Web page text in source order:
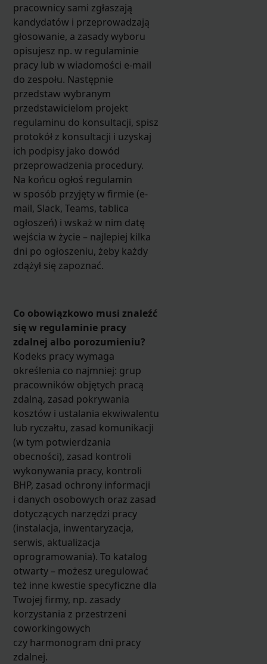
pracownicy sami zgłaszają
kandydatów i przeprowadzają
głosowanie, a zasady wyboru
opisujesz np. w regulaminie
pracy lub w wiadomości e-mail
do zespołu. Następnie
przedstaw wybranym
przedstawicielom projekt
regulaminu do konsultacji, spisz
protokół z konsultacji i uzyskaj
ich podpisy jako dowód
przeprowadzenia procedury.
Na końcu ogłoś regulamin
w sposób przyjęty w firmie (e-
mail, Slack, Teams, tablica
ogłoszeń) i wskaż w nim datę
wejścia w życie – najlepiej kilka
dni po ogłoszeniu, żeby każdy
zdążył się zapoznać.
Co obowiązkowo musi znaleźć
się w regulaminie pracy
zdalnej albo porozumieniu?
Kodeks pracy wymaga
określenia co najmniej: grup
pracowników objętych pracą
zdalną, zasad pokrywania
kosztów i ustalania ekwiwalentu
lub ryczałtu, zasad komunikacji
(w tym potwierdzania
obecności), zasad kontroli
wykonywania pracy, kontroli
BHP, zasad ochrony informacji
i danych osobowych oraz zasad
dotyczących narzędzi pracy
(instalacja, inwentaryzacja,
serwis, aktualizacja
oprogramowania). To katalog
otwarty – możesz uregulować
też inne kwestie specyficzne dla
Twojej firmy, np. zasady
korzystania z przestrzeni
coworkingowych
czy harmonogram dni pracy
zdalnej.